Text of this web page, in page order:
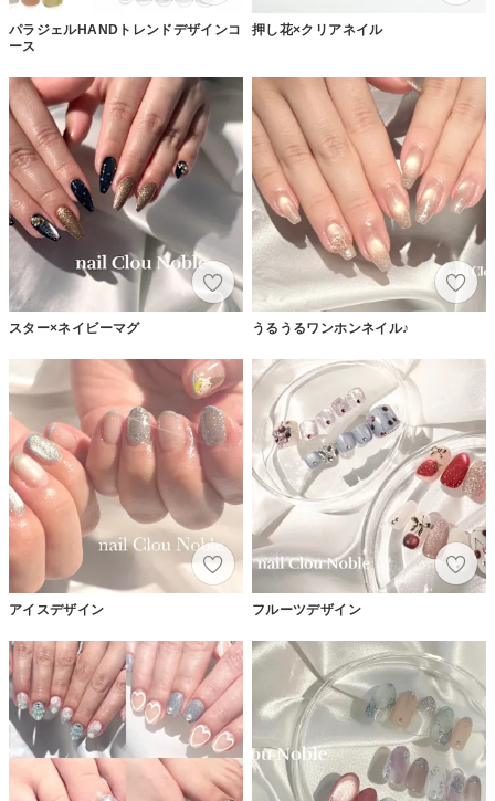
パラジェルHANDトレンドデザインコ
ース
押し花×クリアネイル
スター×ネイビーマグ うるうるワンホンネイル♪
アイスデザイン フルーツデザイン